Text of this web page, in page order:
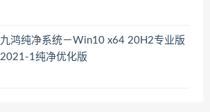
九鸿纯净系统－Win10 x64 20H2专业版
2021-1纯净优化版